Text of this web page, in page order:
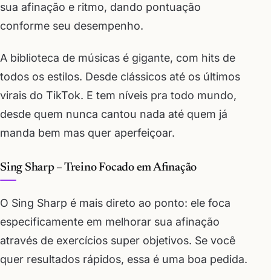
sua afinação e ritmo, dando pontuação
conforme seu desempenho.
A biblioteca de músicas é gigante, com hits de
todos os estilos. Desde clássicos até os últimos
virais do TikTok. E tem níveis pra todo mundo,
desde quem nunca cantou nada até quem já
manda bem mas quer aperfeiçoar.
Sing Sharp – Treino Focado em Afinação
O Sing Sharp é mais direto ao ponto: ele foca
especificamente em melhorar sua afinação
através de exercícios super objetivos. Se você
quer resultados rápidos, essa é uma boa pedida.